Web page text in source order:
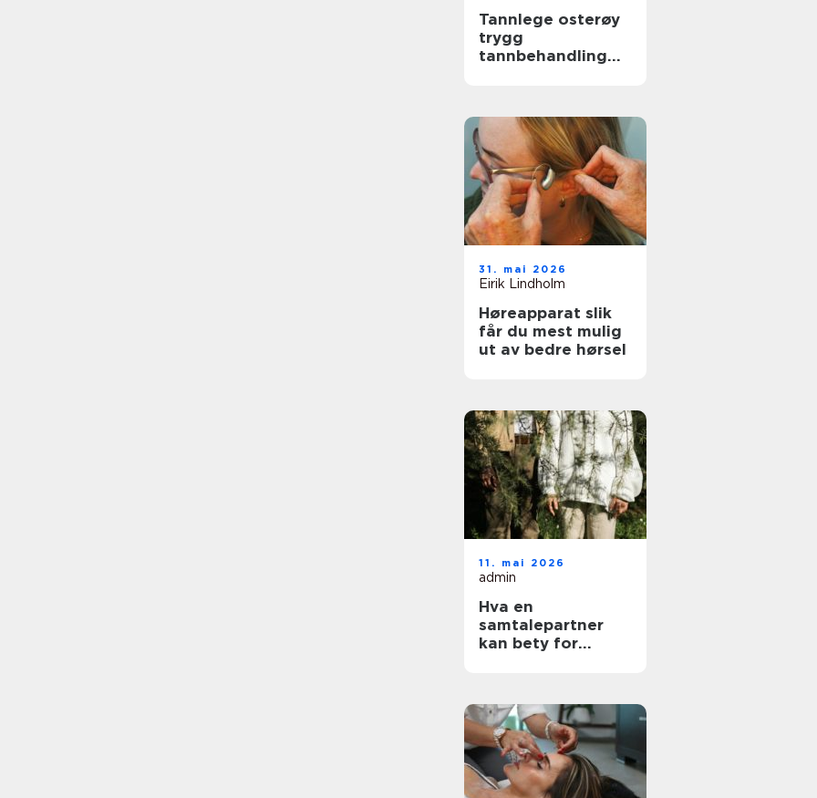
Tannlege osterøy
trygg
tannbehandling
31. mai 2026
Eirik Lindholm
Høreapparat slik
får du mest mulig
ut av bedre hørsel
11. mai 2026
admin
Hva en
samtalepartner
kan bety for